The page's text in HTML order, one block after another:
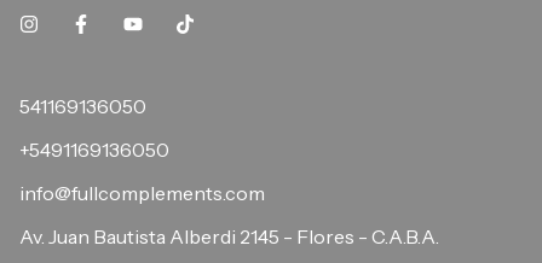
541169136050
+5491169136050
info@fullcomplements.com
Av. Juan Bautista Alberdi 2145 - Flores - C.A.B.A.